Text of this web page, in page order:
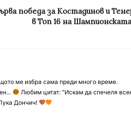
победа за Костадинов и
в Топ 16 на Шампионската
ме избра сама преди много време.
Любим цитат: "Искам да спечеля
Дончич!